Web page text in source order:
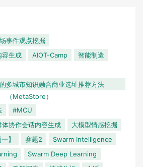
事件观点挖掘
容生成
AIOT-Camp
智能制造
多城市知识融合商业选址推荐方法
（MetaStore）
#MCU
协作会话内容生成
大模型情感挖掘
】 赛题2
Swarm Intelligence
Swarm Deep Learning